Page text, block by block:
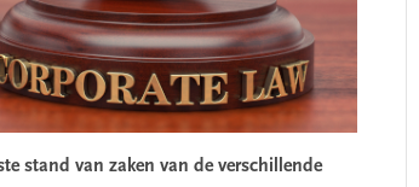
stand van zaken van de verschillende